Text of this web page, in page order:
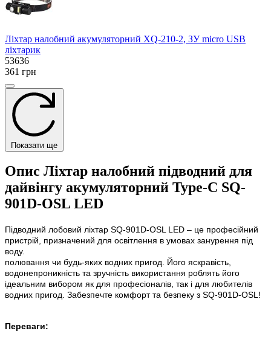
Ліхтар налобний акумуляторний XQ-210-2, ЗУ micro USB
ліхтарик
53636
361 грн
Показати ще
Опис Ліхтар налобний підводний для
дайвінгу акумуляторний Type-C SQ-
901D-OSL LED
Підводний лобовий ліхтар SQ-901D-OSL LED – це професійний
пристрій, призначений для освітлення в умовах занурення під
воду.
полювання чи будь-яких водних пригод. Його яскравість,
водонепроникність та зручність використання роблять його
ідеальним вибором як для професіоналів, так і для любителів
водних пригод. Забезпечте комфорт та безпеку з SQ-901D-OSL!
Переваги: